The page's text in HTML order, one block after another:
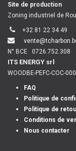
Site de production
Zoning industriel de
+32 81 22 34 49
N° BCE
0726.752.308
ITS ENERGY srl
WOODBE-PEFC-COC-
FAQ
Politique de
Politique de
Conditions de
Nous contacter